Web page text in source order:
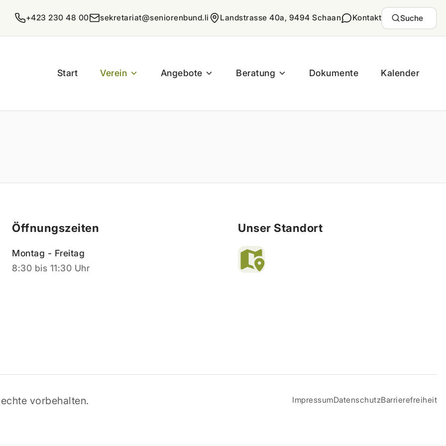
+423 230 48 00 sekretariat@seniorenbund.li Landstrasse 40a, 9494 Schaan Kontakt Suche
Start Verein Angebote Beratung Dokumente Kalender
Öffnungszeiten
Montag - Freitag
8:30 bis 11:30 Uhr
Unser Standort
vorbehalten. ImpressumDatenschutzBarrierefreiheit